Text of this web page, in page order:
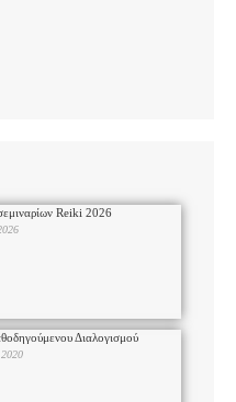
Reiki 2026
Διαλογισμού